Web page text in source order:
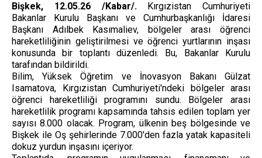
Bişkek, 12.05.26 /Kabar/.Kırgızistan Cumhuriyeti
Bakanlar Kurulu Başkanı ve Cumhurbaşkanlığı İdaresi
Başkanı Adılbek Kasımaliev, bölgeler arası öğrenci
hareketliliğinin geliştirilmesi ve öğrenci yurtlarının inşası
konusunda bir toplantı düzenledi. Bu, Bakanlar Kurulu
tarafından bildirildi.
Bilim, Yüksek Öğretim ve İnovasyon Bakanı Gülzat
Isamatova, Kırgızistan Cumhuriyeti'ndeki bölgeler arası
öğrenci hareketliliği programını sundu. Bölgeler arası
hareketlilik programı kapsamında tahsis edilen toplam yer
sayısı 8.000 olacak. Program, ülkenin beş bölgesinde ve
Bişkek ile Oş şehirlerinde 7.000'den fazla yatak kapasiteli
dokuz yurdun inşasını içeriyor.